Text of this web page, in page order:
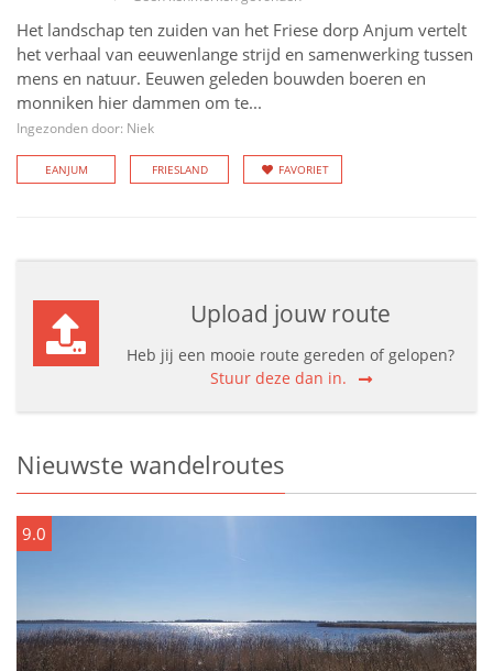
Het landschap ten zuiden van het Friese dorp Anjum vertelt
het verhaal van eeuwenlange strijd en samenwerking tussen
mens en natuur. Eeuwen geleden bouwden boeren en
monniken hier dammen om te...
Ingezonden door: Niek
EANJUM FRIESLAND FAVORIET
Upload jouw route
Heb jij een mooie route gereden of gelopen?
Stuur deze dan in.
Nieuwste wandelroutes
9.0